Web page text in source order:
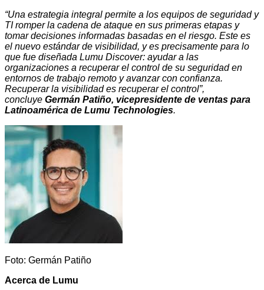
“Una estrategia integral permite a los equipos de seguridad y
TI romper la cadena de ataque en sus primeras etapas y
tomar decisiones informadas basadas en el riesgo. Este es
el nuevo estándar de visibilidad, y es precisamente para lo
que fue diseñada Lumu Discover: ayudar a las
organizaciones a recuperar el control de su seguridad en
entornos de trabajo remoto y avanzar con confianza.
Recuperar la visibilidad es recuperar el control”,
concluye Germán Patiño, vicepresidente de ventas para
Latinoamérica de Lumu Technologies.
Foto: Germán Patiño
Acerca de Lumu